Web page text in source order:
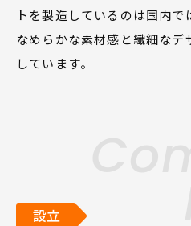
トを製造しているのは国内で
なめらかな素材感と繊細な
しています。
設立